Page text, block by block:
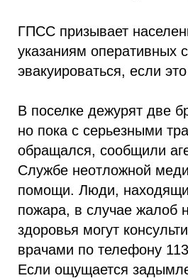
ГПСС призывает
указаниям оперативных
эвакуироваться, если
В поселке дежурят две
но пока с серьезными
обращался, сообщили
Службе неотложной
помощи. Люди,
пожара, в случае жалоб
здоровья могут
врачами по телефону
Если ощущается